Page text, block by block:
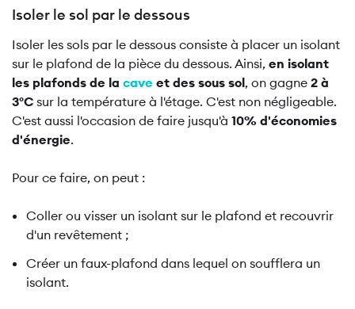
Isoler le sol par le dessous
Isoler les sols par le dessous consiste à placer un isolant
sur le plafond de la pièce du dessous. Ainsi, en isolant
les plafonds de la cave et des sous sol, on gagne 2 à
3°C sur la température à l'étage. C'est non négligeable.
C'est aussi l'occasion de faire jusqu'à 10% d'économies
d'énergie.
Pour ce faire, on peut :
Coller ou visser un isolant sur le plafond et recouvrir
d'un revêtement ;
Créer un faux-plafond dans lequel on soufflera un
isolant.